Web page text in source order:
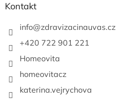
Kontakt
info@zdravizacinauvas.cz
+420 722 901 221
Homeovita
homeovitacz
katerina.vejrychova